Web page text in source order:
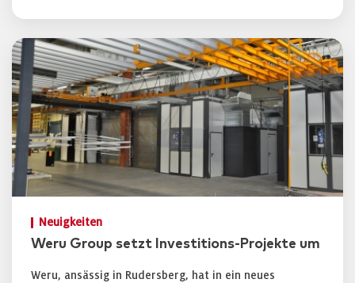
Neuigkeiten
Weru Group setzt Investitions-Projekte um
Weru, ansässig in Rudersberg, hat in ein neues